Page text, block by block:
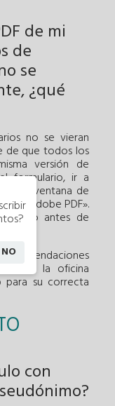
de mi
de
se
¿qué
no se vieran
de que todos los
versión de
formulario, ir a
en la ventana de
«Adobe PDF».
antes de
la oficina
para su correcta
con
NO